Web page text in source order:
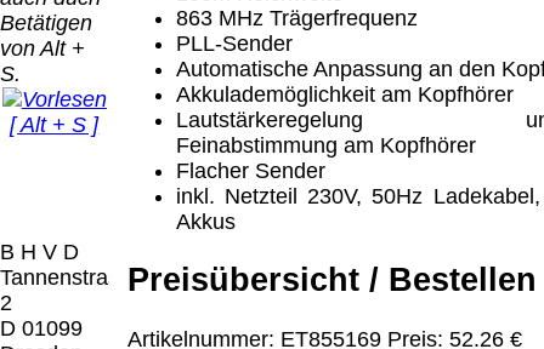
Betätigen
von Alt +
S.
[ Alt + S ]
B H V D
Tannenstrasse
2
D 01099
863 MHz Trägerfrequenz
PLL-Sender
Automatische Anpassung an den
Akkulademöglichkeit am Kopfhörer
Lautstärkeregelung
Feinabstimmung am Kopfhörer
Flacher Sender
inkl. Netzteil 230V, 50Hz
Akkus
Preisübersicht / Bestellen
Artikelnummer: ET855169 Preis: 52.26 €
Der Versand erfolgt
als versichertes
Paket.
Selbstabholung
vom Büro oder
von
Ausstellungen:
Versandart
erhalten Sie per
Email z.B. einen
Lizenzschlüssel
und die
Rechnung /
Lieferschein. Sie
erhalten also
Die in diesem Dokument genannten
Warenzeichen sind Eigentum der jeweiligen
2026